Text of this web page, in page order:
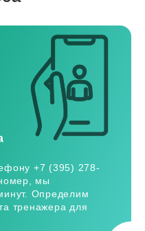
+7 (395) 278-
мы
Определим
тренажера для